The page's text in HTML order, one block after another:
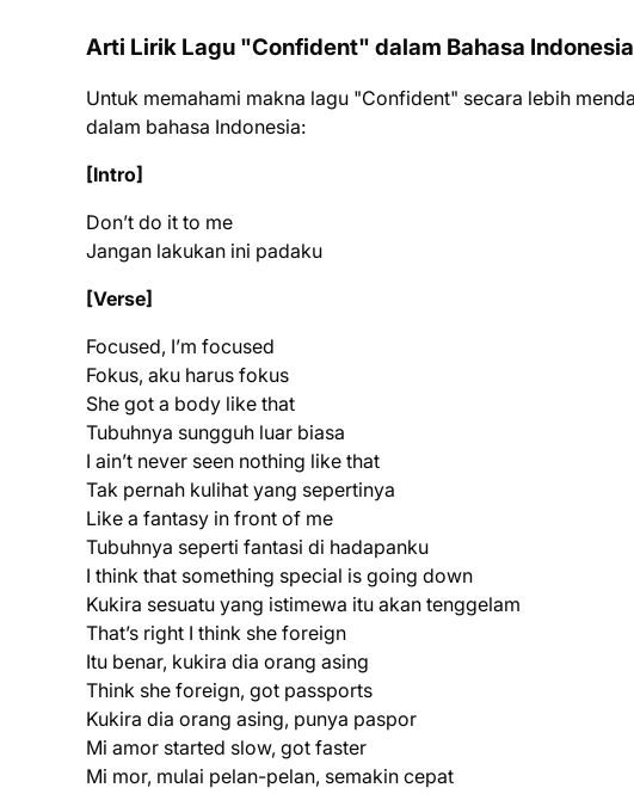
Arti Lirik Lagu "Confident" dalam Bahasa Indonesia
Untuk memahami makna lagu "Confident" secara lebih
dalam bahasa Indonesia:
[Intro]
Don’t do it to me
Jangan lakukan ini padaku
[Verse]
Focused, I’m focused
Fokus, aku harus fokus
She got a body like that
Tubuhnya sungguh luar biasa
I ain’t never seen nothing like that
Tak pernah kulihat yang sepertinya
Like a fantasy in front of me
Tubuhnya seperti fantasi di hadapanku
I think that something special is going down
Kukira sesuatu yang istimewa itu akan tenggelam
That’s right I think she foreign
Itu benar, kukira dia orang asing
Think she foreign, got passports
Kukira dia orang asing, punya paspor
Mi amor started slow, got faster
Mi mor, mulai pelan-pelan, semakin cepat